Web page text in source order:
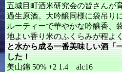
五城目町酒米研究会の皆さんが
過生原酒。大吟醸同様に袋吊り
ルーティーで華やかな吟醸香、
地よい香り米のふくらみが程よ
と水から成る一番美味しい酒「
した！
美山錦 50% +2 1.4 alc16